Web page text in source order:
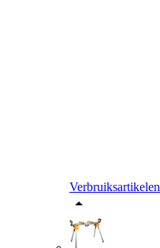
Verbruiksartikelen